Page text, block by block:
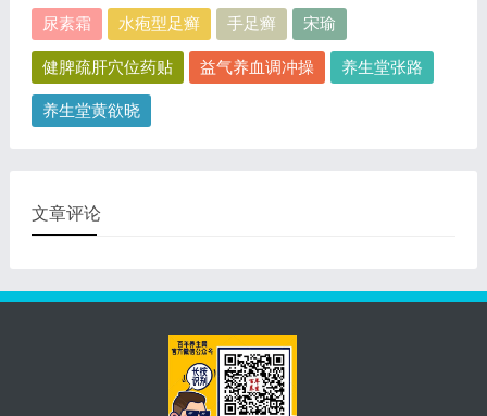
尿素霜 水疱型足癣 手足癣 宋瑜
健脾疏肝穴位药贴 益气养血调冲操 养生堂张路
养生堂黄欲晓
文章评论